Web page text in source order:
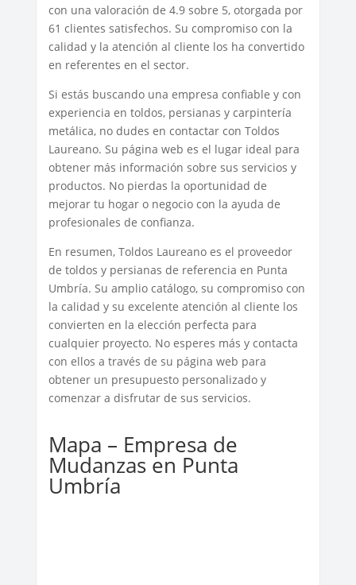
con una valoración de 4.9 sobre 5, otorgada por
61 clientes satisfechos. Su compromiso con la
calidad y la atención al cliente los ha convertido
en referentes en el sector.
Si estás buscando una empresa confiable y con
experiencia en toldos, persianas y carpintería
metálica, no dudes en contactar con Toldos
Laureano. Su página web es el lugar ideal para
obtener más información sobre sus servicios y
productos. No pierdas la oportunidad de
mejorar tu hogar o negocio con la ayuda de
profesionales de confianza.
En resumen, Toldos Laureano es el proveedor
de toldos y persianas de referencia en Punta
Umbría. Su amplio catálogo, su compromiso con
la calidad y su excelente atención al cliente los
convierten en la elección perfecta para
cualquier proyecto. No esperes más y contacta
con ellos a través de su página web para
obtener un presupuesto personalizado y
comenzar a disfrutar de sus servicios.
Mapa – Empresa de
Mudanzas en Punta
Umbría